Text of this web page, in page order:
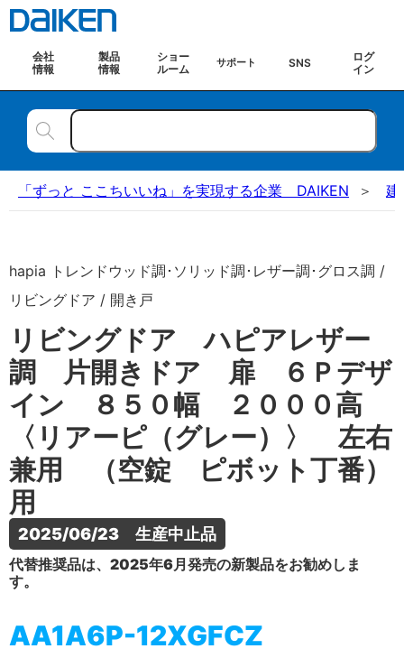
会社
情報
製品
情報
ショー
ルーム
サポート SNS
ログ
イン
「ずっと ここちいいね」を実現する企業 DAIKEN 建
hapia トレンドウッド調･ソリッド調･レザー調･グロス調 /
リビングドア / 開き戸
リビングドア ハピアレザー
調 片開きドア 扉 ６Ｐデザ
イン ８５０幅 ２０００高
〈リアーピ（グレー）〉 左右
兼用 （空錠 ピボット丁番）
用
2025/06/23　生産中止品
代替推奨品は、2025年6月発売の新製品をお勧めしま
す。
AA1A6P-12XGFCZ